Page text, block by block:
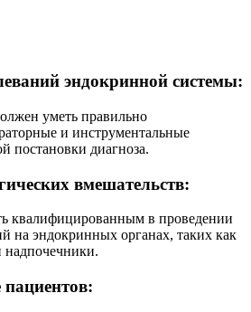
эндокринной системы:
уметь правильно
и инструментальные
постановки диагноза.
вмешательств:
квалифицированным в проведении
на эндокринных органах, таких как
надпочечники.